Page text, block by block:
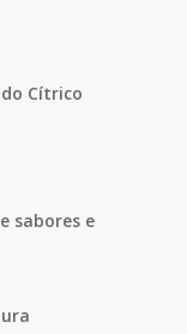
Cítrico
sabores e